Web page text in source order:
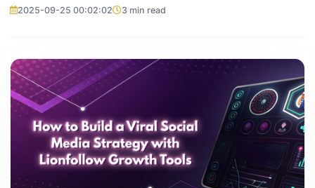
2025-09-25 00:02:02 3 min read